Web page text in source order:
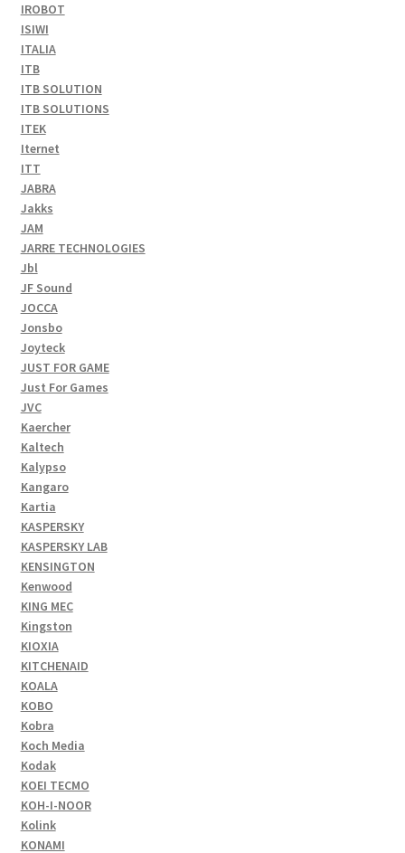
IROBOT
ISIWI
ITALIA
ITB
ITB SOLUTION
ITB SOLUTIONS
ITEK
Iternet
ITT
JABRA
Jakks
JAM
JARRE TECHNOLOGIES
Jbl
JF Sound
JOCCA
Jonsbo
Joyteck
JUST FOR GAME
Just For Games
JVC
Kaercher
Kaltech
Kalypso
Kangaro
Kartia
KASPERSKY
KASPERSKY LAB
KENSINGTON
Kenwood
KING MEC
Kingston
KIOXIA
KITCHENAID
KOALA
KOBO
Kobra
Koch Media
Kodak
KOEI TECMO
KOH-I-NOOR
Kolink
KONAMI